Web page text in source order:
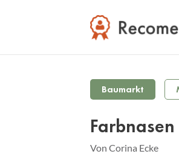
Baumarkt
Von Corina Ecke